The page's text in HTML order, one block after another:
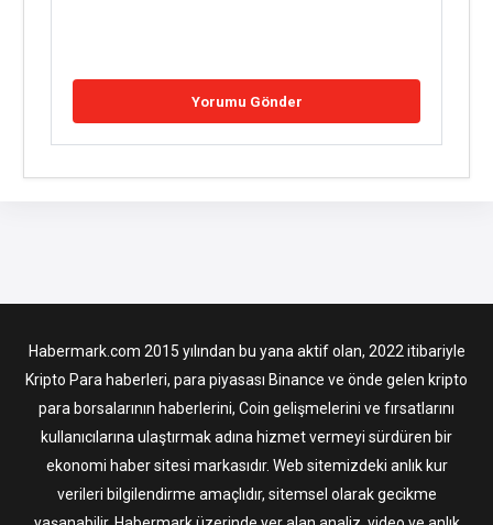
Habermark.com 2015 yılından bu yana aktif olan, 2022 itibariyle
Kripto Para haberleri, para piyasası Binance ve önde gelen kripto
para borsalarının haberlerini, Coin gelişmelerini ve fırsatlarını
kullanıcılarına ulaştırmak adına hizmet vermeyi sürdüren bir
ekonomi haber sitesi markasıdır. Web sitemizdeki anlık kur
verileri bilgilendirme amaçlıdır, sitemsel olarak gecikme